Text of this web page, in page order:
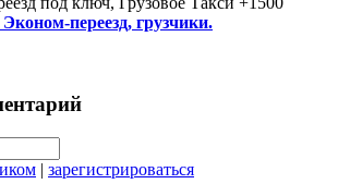
переезд, грузчики.
| зарегистрироваться